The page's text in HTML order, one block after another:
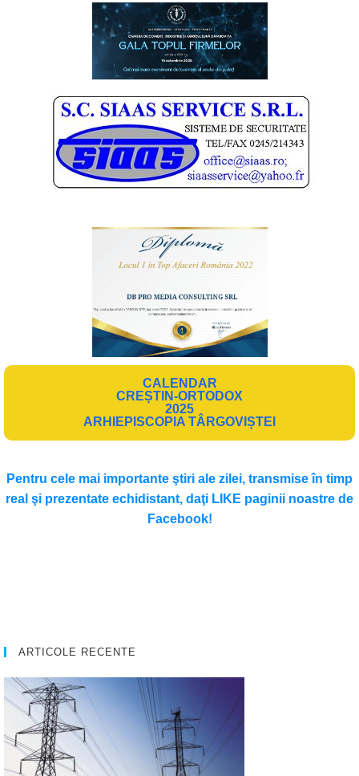
CALENDAR
CREȘTIN-ORTODOX
2025
ARHIEPISCOPIA TÂRGOVIȘTEI
Pentru cele mai importante ştiri ale zilei, transmise în timp
real şi prezentate echidistant, daţi LIKE paginii noastre de
Facebook!
ARTICOLE RECENTE